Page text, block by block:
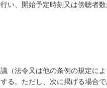
い、開始予定時刻又は傍聴者数
（法令又は他の条例の規定に
る。ただし、次に掲げる場合で